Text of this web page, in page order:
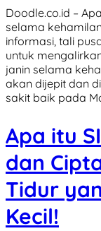
Doodle.co.id –
selama
informasi, tali
untuk
janin selama
akan dijepit dan
sakit baik pada
Apa itu
dan
Tidur
Kecil!